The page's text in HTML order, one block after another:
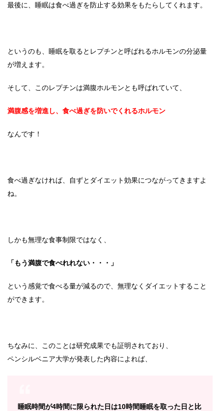
最後に、睡眠は食べ過ぎを防止する効果をもたらしてくれます。
というのも、睡眠を取るとレプチンと呼ばれるホルモンの分泌量
が増えます。
そして、このレプチンは満腹ホルモンとも呼ばれていて、
満腹感を増進し、食べ過ぎを防いでくれるホルモン
なんです！
食べ過ぎなければ、自ずとダイエット効果につながってきますよ
ね。
しかも無理な食事制限ではなく、
「もう満腹で食べれれない・・・」
という感覚で食べる量が減るので、無理なくダイエットすること
ができます。
ちなみに、このことは研究成果でも証明されており、
ペンシルベニア大学が発表した内容によれば、
睡眠時間が4時間に限られた日は10時間睡眠を取った日と比